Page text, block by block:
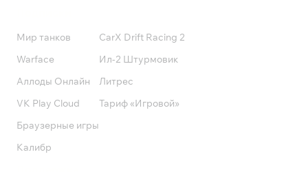
Мир танков
Warface
Аллоды Онлайн
VK Play Cloud
Браузерные игры
Калибр
CarX Drift Racing 2
Ил-2 Штурмовик
Литрес
Тариф «Игровой»